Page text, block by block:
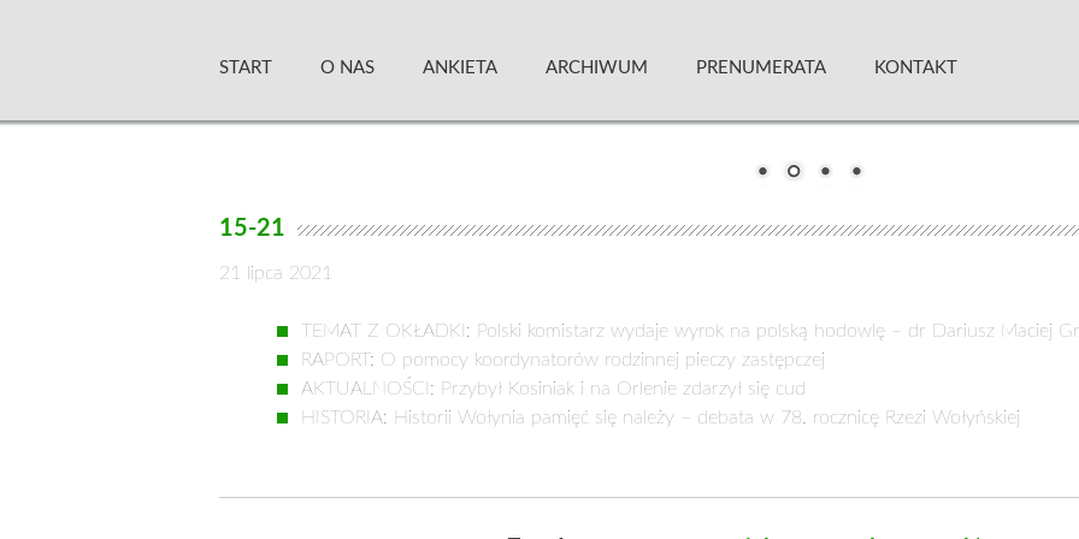
START O NAS ANKIETA ARCHIWUM PRENUMERATA KONTAKT
15-21
21 lipca 2021
TEMAT Z OKŁADKI: Polski komistarz wydaje wyrok na polską hodowlę – dr Dariusz Maciej
RAPORT: O pomocy koordynatorów rodzinnej pieczy zastępczej
AKTUALNOŚCI: Przybył Kosiniak i na Orlenie zdarzył się cud
HISTORIA: Historii Wołynia pamięć się należy – debata w 78. rocznicę Rzezi Wołyńskiej